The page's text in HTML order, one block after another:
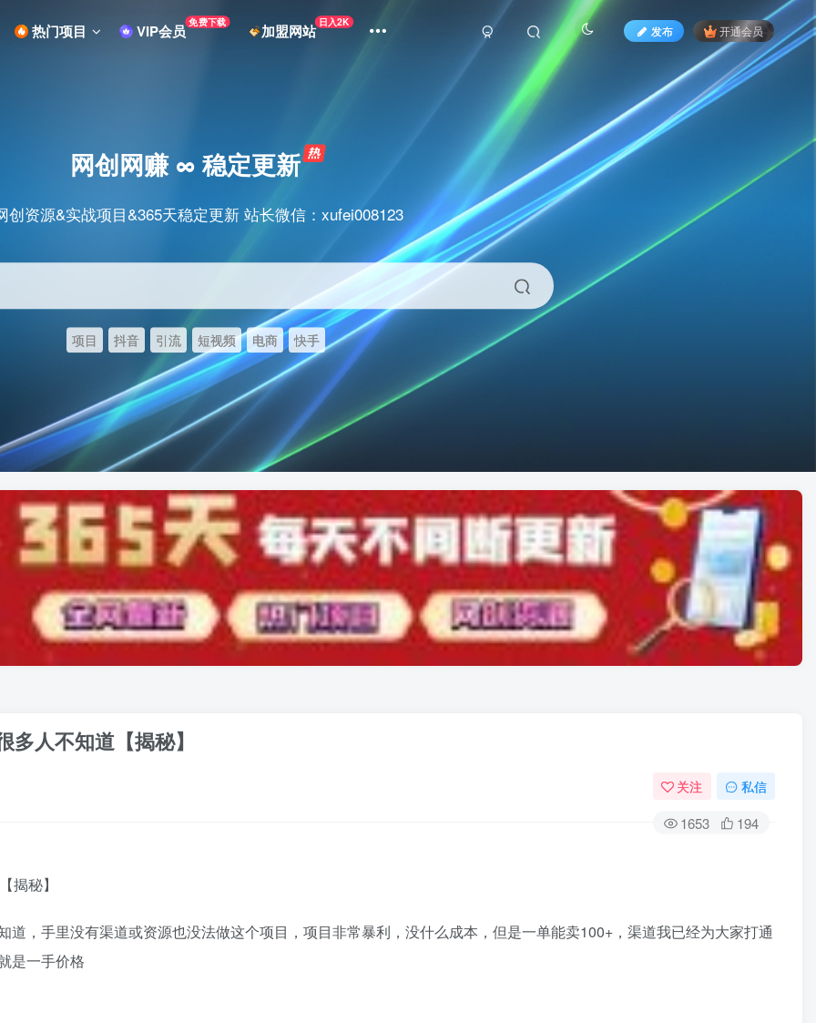
热门项目 VIP会员 免费下载 加盟网站 日入2K
发布 开通会员
网创网赚 ∞ 稳定更新
创资源&实战项目&365天稳定更新 站长微信：xufei008123
项目 抖音 引流 短视频 电商 快手
人不知道【揭秘】
关注 私信
1653 194
，手里没有渠道或资源也没法做这个项目，项目非常暴利，没什么成本，但是一单能卖100+，渠道我已经为大家打通
是一手价格